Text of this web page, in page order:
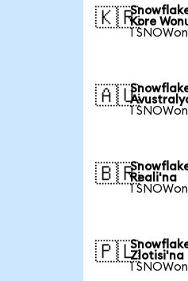
🇰🇷Kore
1
🇦🇺
1
🇧🇷Reali'na
1
🇵🇱Zlotisi'na
1